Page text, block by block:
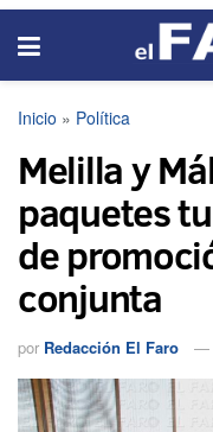
Inicio » Política
Melilla y
paquetes
de
conjunta
por Redacción El Faro